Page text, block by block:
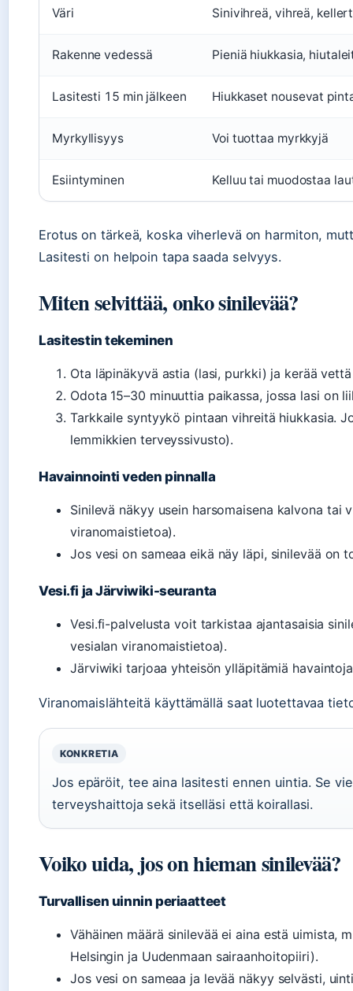
Väri Sinivihreä, vihreä,
Rakenne vedessä Pieniä hiukkasia,
Lasitesti 15 min jälkeen Hiukkaset nousevat
Myrkyllisyys Voi tuottaa myrkkyjä
Esiintyminen Kelluu tai muodostaa
Erotus on tärkeä, koska viherlevä on harmiton,
Lasitesti on helpoin tapa saada selvyys.
Miten selvittää, onko sinilevää?
Lasitestin tekeminen
Ota läpinäkyvä astia (lasi, purkki) ja kerää
Odota 15–30 minuuttia paikassa, jossa lasi on
Tarkkaile syntyykö pintaan vihreitä hiukkasia.
lemmikkien terveyssivusto).
Havainnointi veden pinnalla
Sinilevä näkyy usein harsomaisena kalvona tai
viranomaistietoa).
Jos vesi on sameaa eikä näy läpi, sinilevää on
Vesi.fi ja Järviwiki-seuranta
Vesi.fi-palvelusta voit tarkistaa ajantasaisia
vesialan viranomaistietoa).
Järviwiki tarjoaa yhteisön ylläpitämiä
Viranomaislähteitä käyttämällä saat luotettavaa
KONKRETIA
Jos epäröit, tee aina lasitesti ennen uintia. Se
terveyshaittoja sekä itselläsi että koirallasi.
Voiko uida, jos on hieman sinilevää?
Turvallisen uinnin periaatteet
Vähäinen määrä sinilevää ei aina estä uimista,
Helsingin ja Uudenmaan sairaanhoitopiiri).
Jos vesi on sameaa ja levää näkyy selvästi,